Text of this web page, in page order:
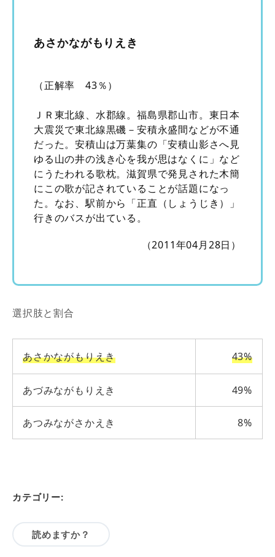
あさかながもりえき
（正解率 43％）
ＪＲ東北線、水郡線。福島県郡山市。東日本
大震災で東北線黒磯－安積永盛間などが不通
だった。安積山は万葉集の「安積山影さへ見
ゆる山の井の浅き心を我が思はなくに」など
にうたわれる歌枕。滋賀県で発見された木簡
にこの歌が記されていることが話題になっ
た。なお、駅前から「正直（しょうじき）」
行きのバスが出ている。
（2011年04月28日）
選択肢と割合
あさかながもりえき 43%
あづみながもりえき 49%
あつみながさかえき 8%
カテゴリー:
読めますか？